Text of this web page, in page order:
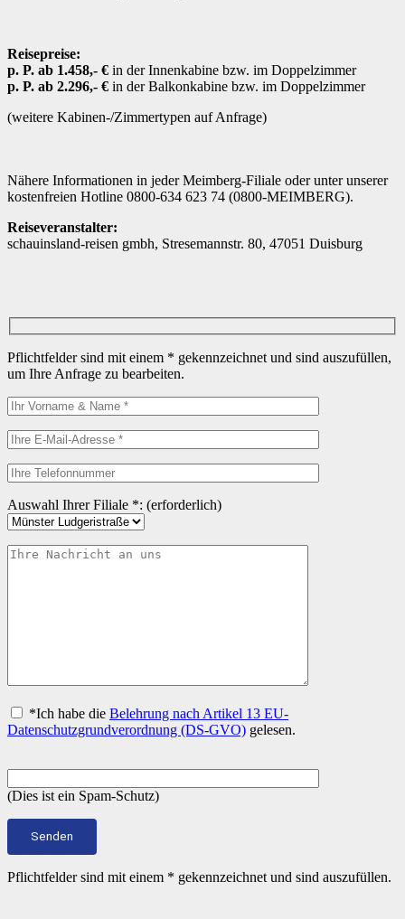
Reisepreise:
p. P. ab 1.458,- € in der Innenkabine bzw. im Doppelzimmer
p. P. ab 2.296,- € in der Balkonkabine bzw. im Doppelzimmer
(weitere Kabinen-/Zimmertypen auf Anfrage)
Nähere Informationen in jeder Meimberg-Filiale oder unter unserer
kostenfreien Hotline 0800-634 623 74 (0800-MEIMBERG).
Reiseveranstalter:
schauinsland-reisen gmbh, Stresemannstr. 80, 47051 Duisburg
Pflichtfelder sind mit einem * gekennzeichnet und sind auszufüllen,
um Ihre Anfrage zu bearbeiten.
Auswahl Ihrer Filiale *: (erforderlich)
*Ich habe die Belehrung nach Artikel 13 EU-
Datenschutzgrundverordnung (DS-GVO) gelesen.
(Dies ist ein Spam-Schutz)
Pflichtfelder sind mit einem * gekennzeichnet und sind auszufüllen.